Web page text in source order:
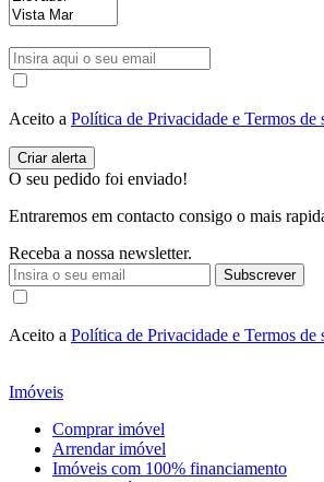
Aceito a Política de Privacidade e Termos de
O seu pedido foi enviado!
Entraremos em contacto consigo o mais
Receba a nossa newsletter.
Subscrever
Aceito a Política de Privacidade e Termos de
Imóveis
Comprar imóvel
Arrendar imóvel
Imóveis com 100% financiamento